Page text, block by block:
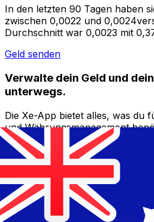
In den letzten 90 Tagen haben
zwischen 0,0022 und
Durchschnitt war 0,0023 mit
Geld senden
Verwalte dein Geld und
unterwegs.
Die Xe-App bietet alles, was du
und Währungsmanagement
umrechnen,
Geld ins Ausland überweisen,
Gebühren. Heute herunterladen!